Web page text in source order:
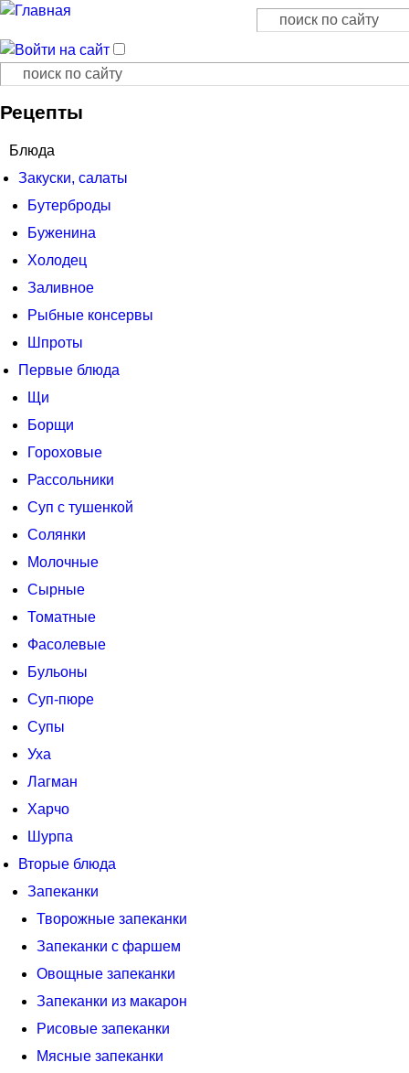
Форма поиска
Поиск
Форма поиска
Поиск
Рецепты
Блюда
Закуски, салаты
Бутерброды
Буженина
Холодец
Заливное
Рыбные консервы
Шпроты
Первые блюда
Щи
Борщи
Гороховые
Рассольники
Суп с тушенкой
Солянки
Молочные
Сырные
Томатные
Фасолевые
Бульоны
Суп-пюре
Супы
Уха
Лагман
Харчо
Шурпа
Вторые блюда
Запеканки
Творожные запеканки
Запеканки с фаршем
Овощные запеканки
Запеканки из макарон
Рисовые запеканки
Мясные запеканки